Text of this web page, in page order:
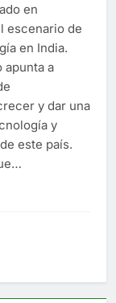
en
escenario de
en India.
apunta a
y dar una
y
este país.